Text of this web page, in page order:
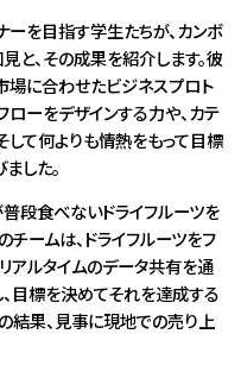
ーを目指す学生たちが、カンボ
と、その成果を紹介します。彼
場に合わせたビジネスプロト
ローをデザインする力や、カテ
して何よりも情熱をもって目標
した。
段食べないドライフルーツを
ームは、ドライフルーツをフ
アルタイムのデータ共有を通
目標を決めてそれを達成する
結果、見事に現地での売り上